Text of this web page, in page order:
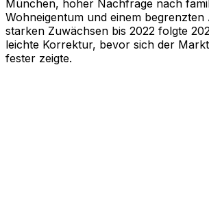
München, hoher Nachfrage nach
Wohneigentum und einem
starken Zuwächsen bis 2022 folgte
leichte Korrektur, bevor sich der
fester zeigte.